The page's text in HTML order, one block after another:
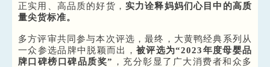
正实用、高品质的好货， 实力诠释妈妈们心目中的高质
量尖货标准。
多方评审共同参与本次评选，最终，大黄鸭经典系列从
一众参选品牌中脱颖而出， 被评选为“2023年度母婴品
牌口碑榜口碑品质奖” ，充分彰显 了广大消费者和众多